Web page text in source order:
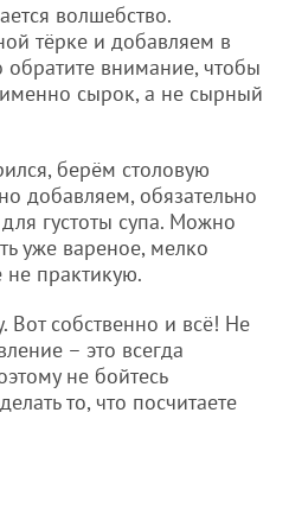
волшебство.
тёрке и добавляем в
обратите внимание, чтобы
именно сырок, а не сырный
берём столовую
добавляем, обязательно
густоты супа. Можно
уже вареное, мелко
не практикую.
Вот собственно и всё! Не
– это всегда
не бойтесь
то, что посчитаете